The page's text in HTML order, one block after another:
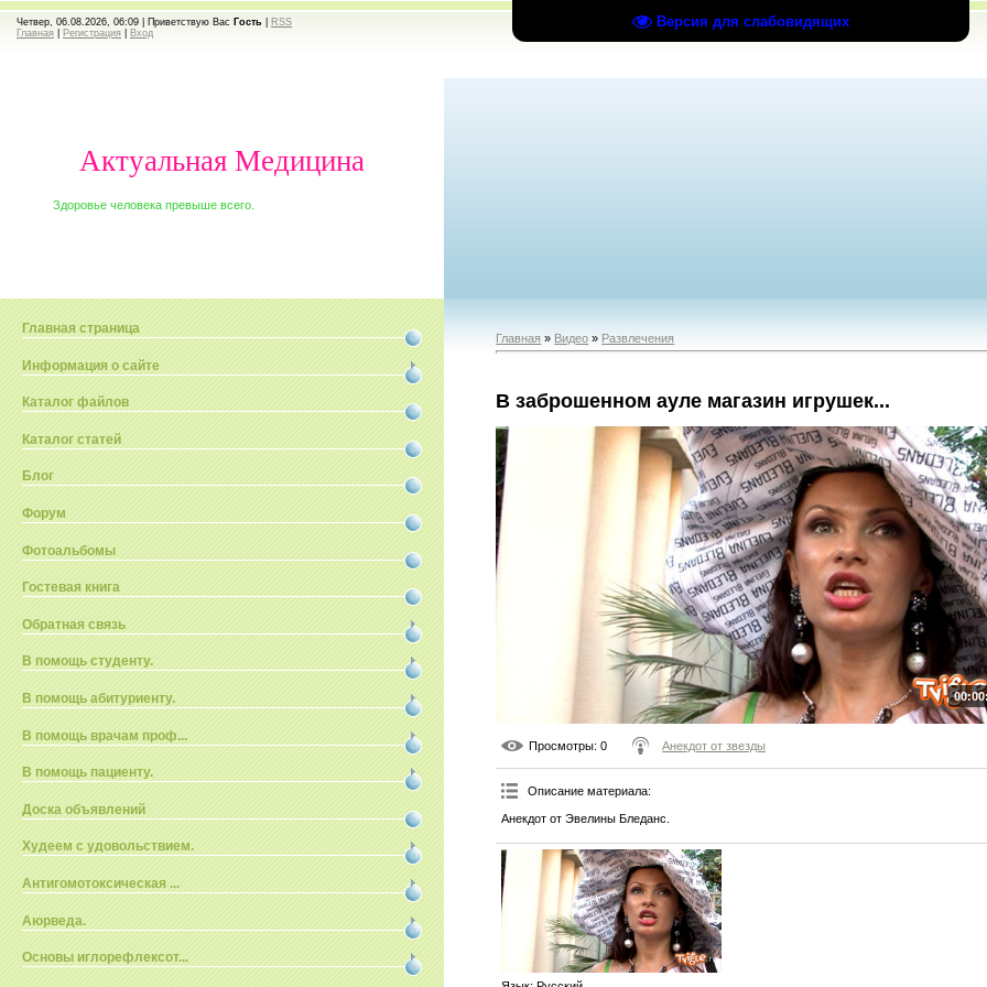
Версия для слабовидящих
Четвер, 06.08.2026, 06:09 | Приветствую Вас Гость
RSS
Главная
Регистрация Вход
Актуальная Медицина
Здоровье человека превыше всего.
Главная страница
Информация о сайте
Каталог файлов
Каталог статей
Блог
Форум
Фотоальбомы
Гостевая книга
Обратная связь
В помощь студенту.
В помощь абитуриенту.
В помощь врачам проф...
В помощь пациенту.
Доска объявлений
Худеем с удовольствием.
Антигомотоксическая ...
Аюрведа.
Основы иглорефлексот...
Главная » Видео » Развлечения
В заброшенном ауле магазин игрушек...
Просмотры: 0 Анекдот от звезды
Описание материала:
Анекдот от Эвелины Бледанс.